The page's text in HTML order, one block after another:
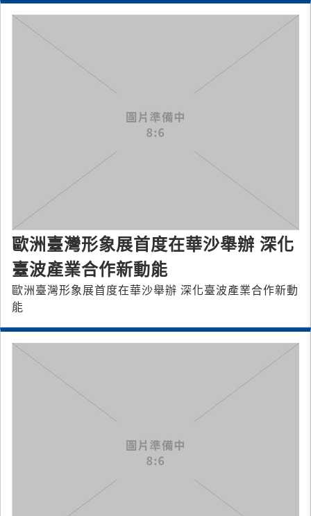
歐洲臺灣形象展首度在華沙舉辦 深化
臺波產業合作新動能
歐洲臺灣形象展首度在華沙舉辦 深化臺波產業合作新動
能